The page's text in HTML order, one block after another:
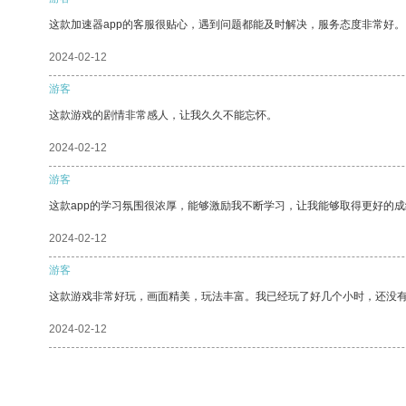
这款加速器app的客服很贴心，遇到问题都能及时解决，服务态度非常好。
2024-02-12
游客
这款游戏的剧情非常感人，让我久久不能忘怀。
2024-02-12
游客
这款app的学习氛围很浓厚，能够激励我不断学习，让我能够取得更好的成
2024-02-12
游客
这款游戏非常好玩，画面精美，玩法丰富。我已经玩了好几个小时，还没有
2024-02-12